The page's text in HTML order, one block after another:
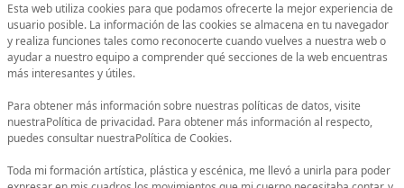
Esta web utiliza cookies para que podamos ofrecerte la mejor experiencia de
usuario posible. La información de las cookies se almacena en tu navegador
y realiza funciones tales como reconocerte cuando vuelves a nuestra web o
ayudar a nuestro equipo a comprender qué secciones de la web encuentras
más interesantes y útiles.
Para obtener más información sobre nuestras políticas de datos, visite
nuestraPolítica de privacidad. Para obtener más información al respecto,
puedes consultar nuestraPolítica de Cookies.
Toda mi formación artística, plástica y escénica, me llevó a unirla para poder